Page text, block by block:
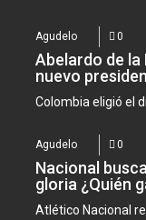
Agudelo
0
Abelardo de
nuevo
Colombia eligió el
Agudelo
0
Nacional
gloria ¿Quién
Atlético Nacional